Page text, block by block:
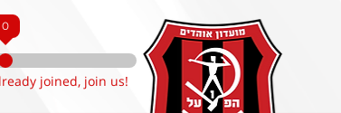
0
joined, join us!